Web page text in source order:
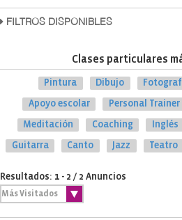
FILTROS DISPONIBLES
Clases particulares
Pintura Dibujo
Apoyo escolar Personal Trainer
Meditación Coaching Inglés
Guitarra Canto Jazz Teatro
Resultados: 1 - 2 / 2 Anuncios